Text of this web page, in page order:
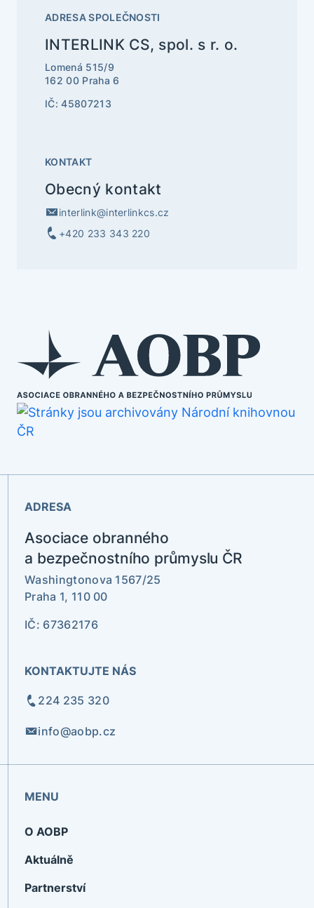
ADRESA SPOLEČNOSTI
INTERLINK CS, spol. s r. o.
Lomená 515/9
162 00 Praha 6
IČ: 45807213
KONTAKT
Obecný kontakt
interlink@interlinkcs.cz
+420 233 343 220
ADRESA
Asociace obranného
a bezpečnostního průmyslu ČR
Washingtonova 1567/25
Praha 1, 110 00
IČ: 67362176
KONTAKTUJTE NÁS
224 235 320
info@aobp.cz
MENU
O AOBP
Aktuálně
Partnerství